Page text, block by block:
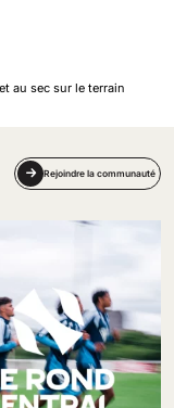
au sec sur le terrain
Rejoindre la communauté